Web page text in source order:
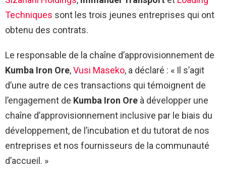
Techniques sont les trois jeunes entreprises qui ont
obtenu des contrats.
Le responsable de la chaîne d’approvisionnement de
Kumba Iron Ore,Vusi Maseko, a déclaré : « Il s’agit
d’une autre de ces transactions qui témoignent de
l’engagement de Kumba Iron Ore à développer une
chaîne d’approvisionnement inclusive par le biais du
développement, de l’incubation et du tutorat de nos
entreprises et nos fournisseurs de la communauté
d’accueil. »